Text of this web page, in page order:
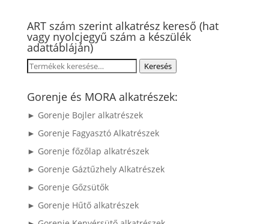
ART szám szerint alkatrész kereső (hat
vagy nyolcjegyű szám a készülék
adattábláján)
Keresés
következőre:
Keresés
Gorenje és MORA alkatrészek:
► Gorenje Bojler alkatrészek
► Gorenje Fagyasztó Alkatrészek
► Gorenje főzőlap alkatrészek
► Gorenje Gáztűzhely Alkatrészek
► Gorenje Gőzsütők
► Gorenje Hűtő alkatrészek